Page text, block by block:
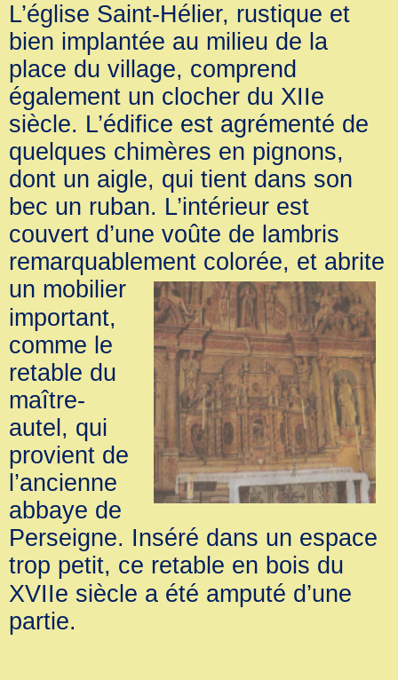
L’église Saint-Hélier, rustique et
bien implantée au milieu de la
place du village, comprend
également un clocher du XIIe
siècle. L’édifice est agrémenté de
quelques chimères en pignons,
dont un aigle, qui tient dans son
bec un ruban. L’intérieur est
couvert d’une voûte de lambris
remarquablement colorée, et abrite
un mobilier
important,
comme le
retable du
maître-
autel, qui
provient de
l’ancienne
abbaye de
Perseigne. Inséré dans un espace
trop petit, ce retable en bois du
XVIIe siècle a été amputé d’une
partie.